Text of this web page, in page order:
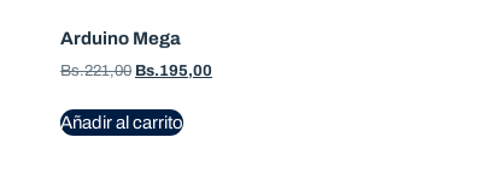
Arduino Mega
Bs.221,00 Bs.195,00
Añadir al carrito